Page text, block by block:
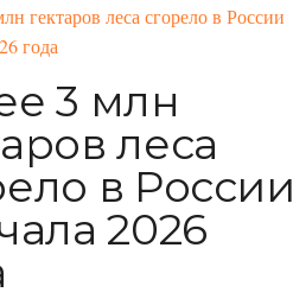
3 млн
леса
в России
2026